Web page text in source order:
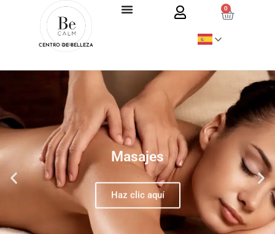
CENTRO DE BELLEZA
0
Masajes
Haz clic aquí